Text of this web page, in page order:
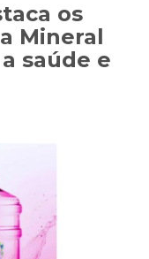
os
Mineral
saúde e